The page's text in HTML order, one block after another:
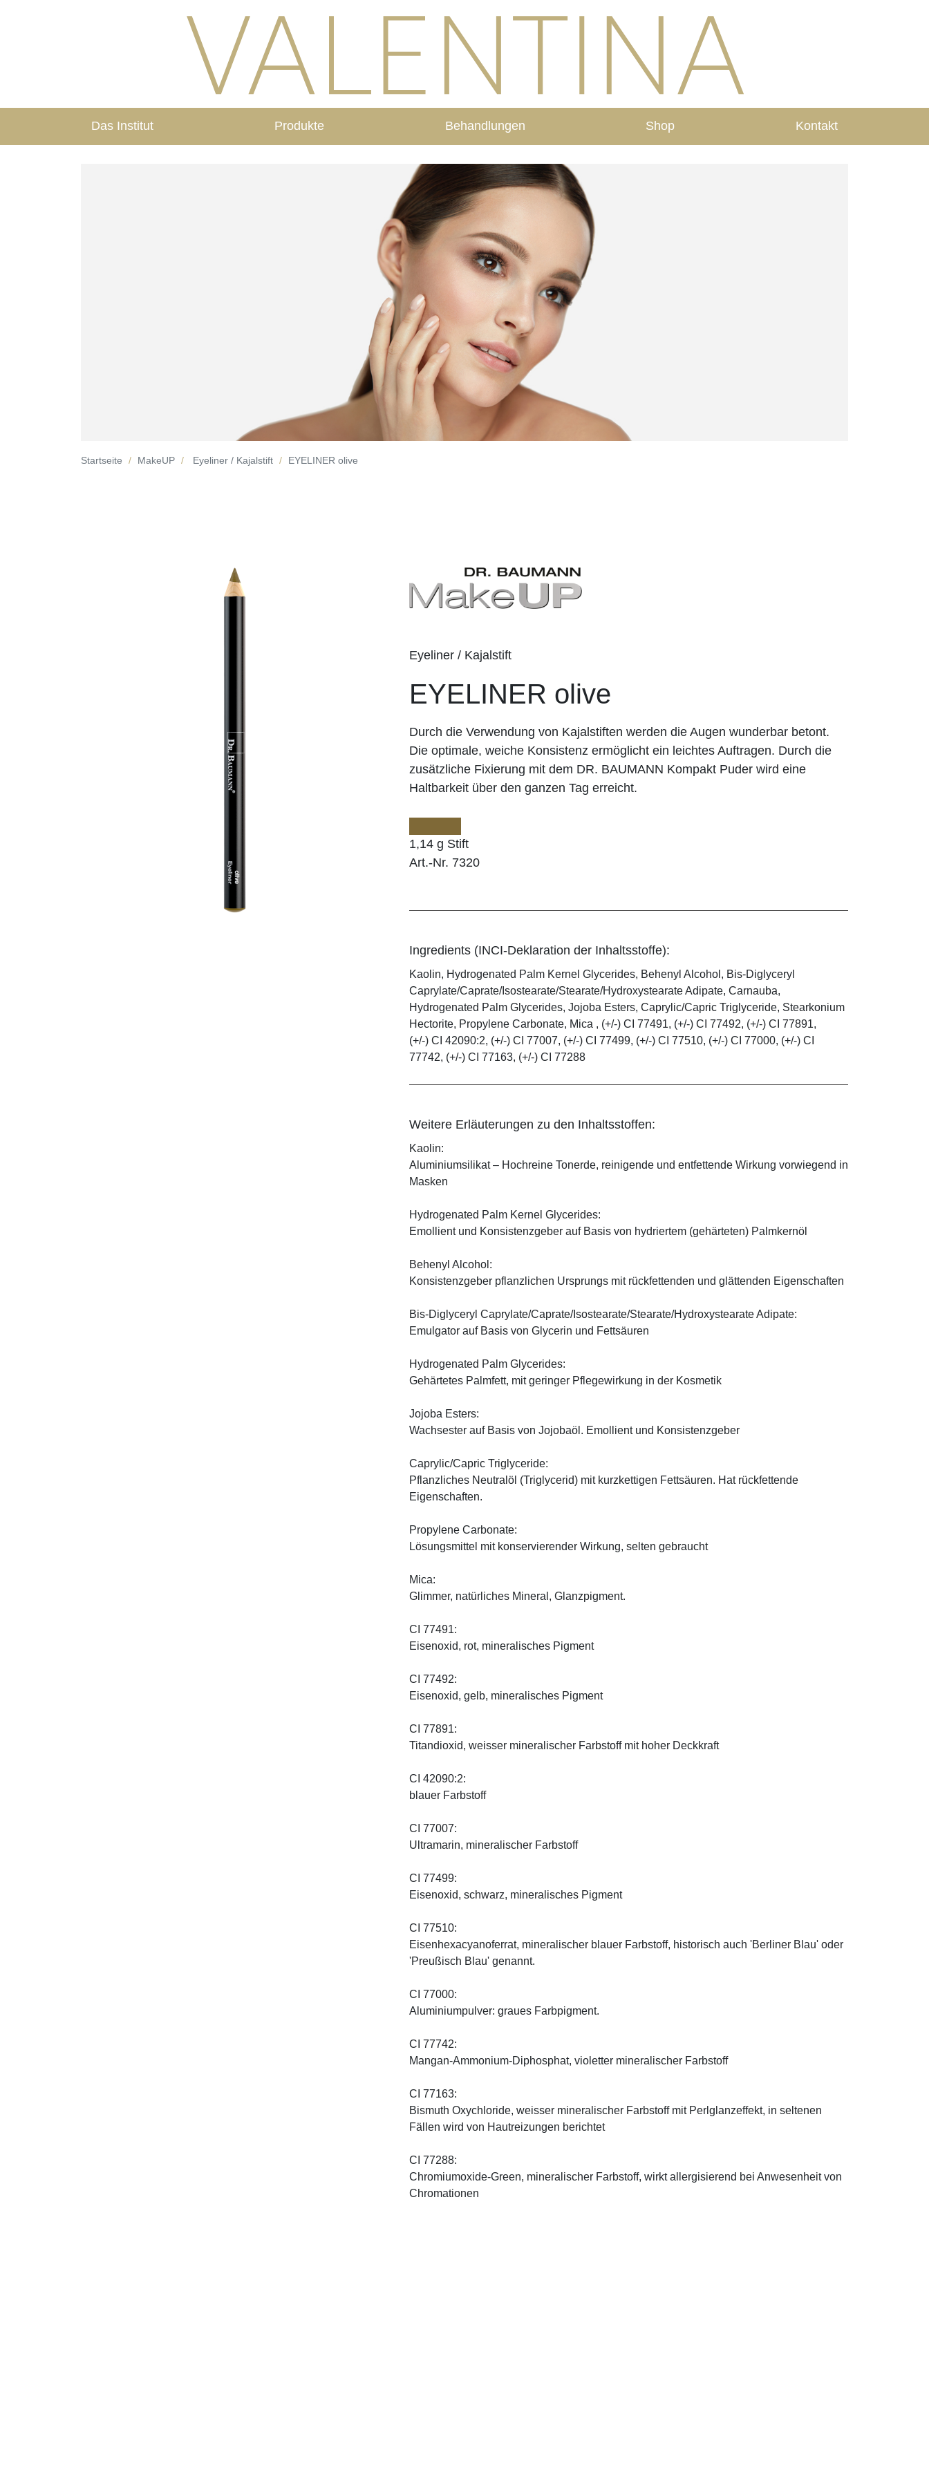
Das Institut Produkte Behandlungen Shop Kontakt
Startseite MakeUP Eyeliner / Kajalstift EYELINER olive
Eyeliner / Kajalstift
EYELINER olive
Durch die Verwendung von Kajalstiften werden die Augen wunderbar betont.
Die optimale, weiche Konsistenz ermöglicht ein leichtes Auftragen. Durch die
zusätzliche Fixierung mit dem DR. BAUMANN Kompakt Puder wird eine
Haltbarkeit über den ganzen Tag erreicht.
1,14 g Stift
Art.-Nr. 7320
Ingredients (INCI-Deklaration der Inhaltsstoffe):
Kaolin, Hydrogenated Palm Kernel Glycerides, Behenyl Alcohol, Bis-Diglyceryl
Caprylate/Caprate/Isostearate/Stearate/Hydroxystearate Adipate, Carnauba,
Hydrogenated Palm Glycerides, Jojoba Esters, Caprylic/Capric Triglyceride, Stearkonium
Hectorite, Propylene Carbonate, Mica , (+/-) CI 77491, (+/-) CI 77492, (+/-) CI 77891,
(+/-) CI 42090:2, (+/-) CI 77007, (+/-) CI 77499, (+/-) CI 77510, (+/-) CI 77000, (+/-) CI
77742, (+/-) CI 77163, (+/-) CI 77288
Weitere Erläuterungen zu den Inhaltsstoffen:
Kaolin:
Aluminiumsilikat – Hochreine Tonerde, reinigende und entfettende Wirkung vorwiegend in
Masken
Hydrogenated Palm Kernel Glycerides:
Emollient und Konsistenzgeber auf Basis von hydriertem (gehärteten) Palmkernöl
Behenyl Alcohol:
Konsistenzgeber pflanzlichen Ursprungs mit rückfettenden und glättenden Eigenschaften
Bis-Diglyceryl Caprylate/Caprate/Isostearate/Stearate/Hydroxystearate Adipate:
Emulgator auf Basis von Glycerin und Fettsäuren
Hydrogenated Palm Glycerides:
Gehärtetes Palmfett, mit geringer Pflegewirkung in der Kosmetik
Jojoba Esters:
Wachsester auf Basis von Jojobaöl. Emollient und Konsistenzgeber
Caprylic/Capric Triglyceride:
Pflanzliches Neutralöl (Triglycerid) mit kurzkettigen Fettsäuren. Hat rückfettende
Eigenschaften.
Propylene Carbonate:
Lösungsmittel mit konservierender Wirkung, selten gebraucht
Mica:
Glimmer, natürliches Mineral, Glanzpigment.
CI 77491:
Eisenoxid, rot, mineralisches Pigment
CI 77492:
Eisenoxid, gelb, mineralisches Pigment
CI 77891:
Titandioxid, weisser mineralischer Farbstoff mit hoher Deckkraft
CI 42090:2:
blauer Farbstoff
CI 77007:
Ultramarin, mineralischer Farbstoff
CI 77499:
Eisenoxid, schwarz, mineralisches Pigment
CI 77510:
Eisenhexacyanoferrat, mineralischer blauer Farbstoff, historisch auch 'Berliner Blau' oder
'Preußisch Blau' genannt.
CI 77000:
Aluminiumpulver: graues Farbpigment.
CI 77742:
Mangan-Ammonium-Diphosphat, violetter mineralischer Farbstoff
CI 77163:
Bismuth Oxychloride, weisser mineralischer Farbstoff mit Perlglanzeffekt, in seltenen
Fällen wird von Hautreizungen berichtet
CI 77288:
Chromiumoxide-Green, mineralischer ­Farbstoff, wirkt allergisierend bei Anwesenheit von
Chromationen